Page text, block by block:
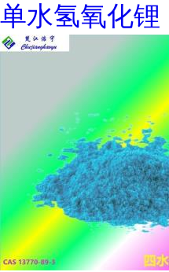
单水氢氧化锂